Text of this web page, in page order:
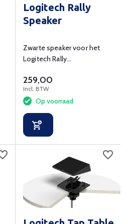
Logitech Rally
Speaker
Zwarte speaker voor het
Logitech Rally
259,00
Incl. BTW
Op voorraad